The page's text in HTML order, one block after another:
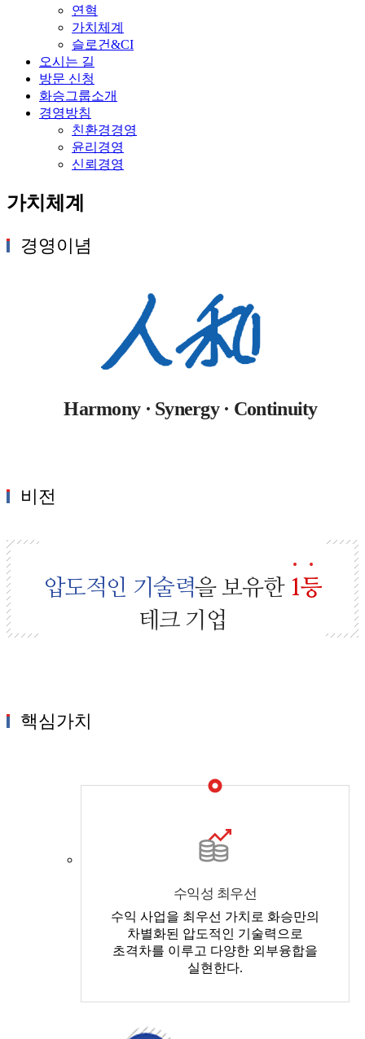
연혁
가치체계
슬로건&CI
오시는 길
방문 신청
화승그룹소개
경영방침
친환경경영
윤리경영
신뢰경영
가치체계
경영이념
Harmony · Synergy · Continuity
비전
압도적인 기술력을 보유한 1등
테크 기업
핵심가치
수익성 최우선
수익 사업을 최우선 가치로 화승만의
차별화된 압도적인 기술력으로
초격차를 이루고 다양한 외부융합을
실현한다.